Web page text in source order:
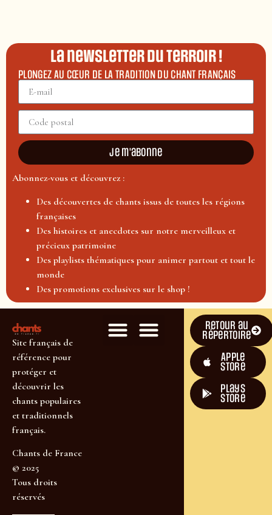
La newsletter du terroir !
PLONGEZ AU CŒUR DE LA TRADITION DU CHANT FRANÇAIS
Je m'abonne
Abonnez-vous et découvrez :
Des découvertes de chants issus de toutes les régions
françaises
Des histoires et anecdotes sur notre merveilleux et
précieux patrimoine
Des playlists thématiques pour animer partout et tout le
monde
Des promotions exclusives sur le shop !
Site français de
référence pour
protéger et
découvrir les
chants populaires
et traditionnels
français.
Chants de France
© 2025
Tous droits
réservés
Retour au
répertoire
Apple
Store
plays
store